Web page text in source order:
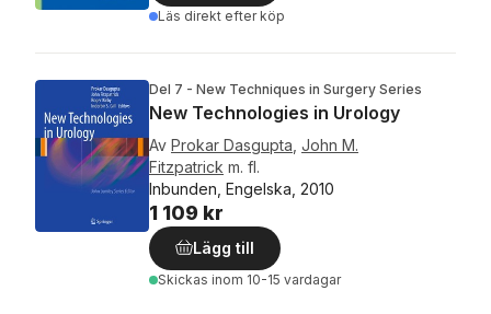
Läs direkt efter köp
Del 7 - New Techniques in Surgery Series
New Technologies in Urology
Av Prokar Dasgupta John M.
Fitzpatrick m. fl.
Inbunden, Engelska, 2010
1 109 kr
Lägg till
Skickas inom 10-15 vardagar